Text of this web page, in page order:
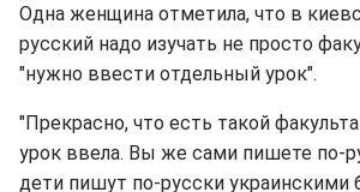
Одна женщина отметила, что в
русский надо изучать не просто
"нужно ввести отдельный урок".
"Прекрасно, что есть такой
урок ввела. Вы же сами пишете по-
дети пишут по-русски украинскими